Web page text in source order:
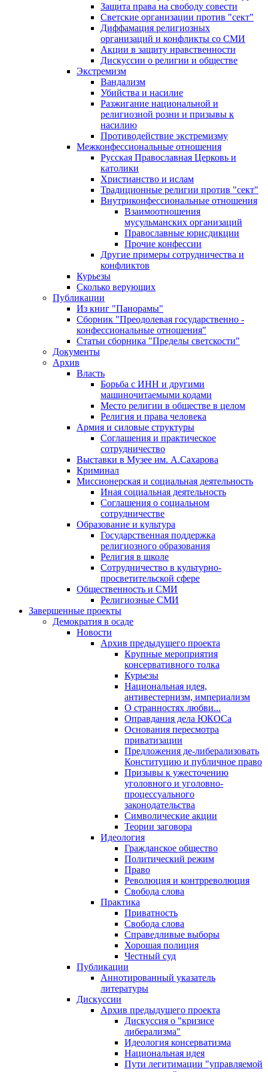
Защита права на свободу совести
Светские организации против "сект"
Диффамация религиозных
организаций и конфликты со СМИ
Акции в защиту нравственности
Дискуссии о религии и обществе
Экстремизм
Вандализм
Убийства и насилие
Разжигание национальной и
религиозной розни и призывы к
насилию
Противодействие экстремизму
Межконфессиональные отношения
Русская Православная Церковь и
католики
Христианство и ислам
Традиционные религии против "сект"
Внутриконфессиональные отношения
Взаимоотношения
мусульманских организаций
Православные юрисдикции
Прочие конфессии
Другие примеры сотрудничества и
конфликтов
Курьезы
Сколько верующих
Публикации
Из книг "Панорамы"
Сборник "Преодолевая государственно -
конфессиональные отношения"
Статьи сборника "Пределы светскости"
Документы
Архив
Власть
Борьба с ИНН и другими
машиночитаемыми кодами
Место религии в обществе в целом
Религия и права человека
Армия и силовые структуры
Соглашения и практическое
сотрудничество
Выставки в Музее им. А.Сахарова
Криминал
Миссионерская и социальная деятельность
Иная социальная деятельность
Соглашения о социальном
сотрудничестве
Образование и культура
Государственная поддержка
религиозного образования
Религия в школе
Сотрудничество в культурно-
просветительской сфере
Общественность и СМИ
Религиозные СМИ
Завершенные проекты
Демократия в осаде
Новости
Архив предыдущего проекта
Крупные мероприятия
консервативного толка
Курьезы
Национальная идея,
антивестернизм, империализм
О странностях любви...
Оправдания дела ЮКОСа
Основания пересмотра
приватизации
Предложения де-либерализовать
Конституцию и публичное право
Призывы к ужесточению
уголовного и уголовно-
процессуального
законодательства
Символические акции
Теории заговора
Идеология
Гражданское общество
Политический режим
Право
Революция и контрреволюция
Свобода слова
Практика
Приватность
Свобода слова
Справедливые выборы
Хорошая полиция
Честный суд
Публикации
Аннотированный указатель
литературы
Дискуссии
Архив предыдущего проекта
Дискуссия о "кризисе
либерализма"
Идеология консерватизма
Национальная идея
Пути легитимации "управляемой